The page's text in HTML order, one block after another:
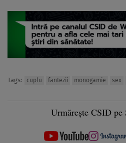
Tags: cuplu fantezii monogamie sex
Urmărește CSID